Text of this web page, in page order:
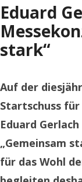
Eduard
stark“
Auf der
Startschuss
Eduard
„Gemeinsam
für das Wohl